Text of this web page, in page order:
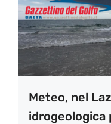
Meteo, nel
idrogeologica